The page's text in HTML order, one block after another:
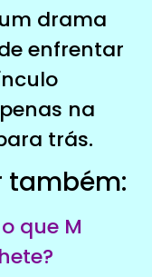
drama
enfrentar
na
trás.
também:
que M